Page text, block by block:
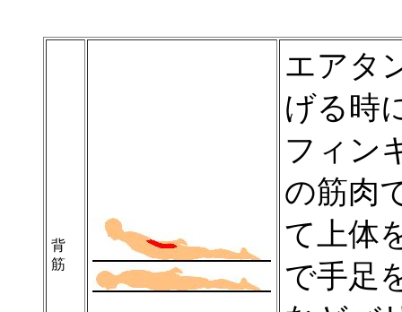
背
筋
エアタ
げる時
フィン
の筋肉
て上体
で手足